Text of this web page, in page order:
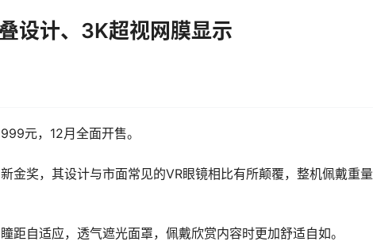
设计、3K超视网膜显示
元，12月全面开售。
金奖，其设计与市面常见的VR眼镜相比有所颠覆，整机佩戴重量
自适应，透气遮光面罩，佩戴欣赏内容时更加舒适自如。